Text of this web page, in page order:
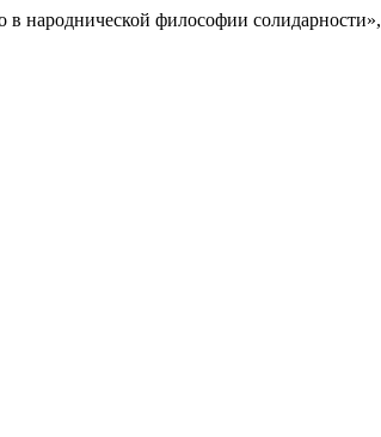
народнической философии солидарности»,